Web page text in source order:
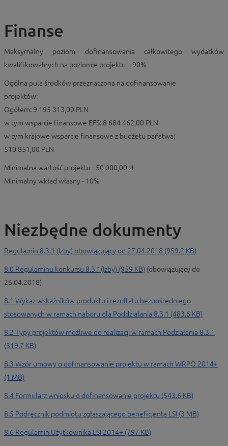
Finanse
Maksymalny poziom dofinansowania całkowitego wydatków
kwalifikowalnych na poziomie projektu – 90%
Ogólna pula środków przeznaczona na dofinansowanie
projektów:
Ogółem: 9 195 313,00 PLN
w tym wsparcie finansowe EFS: 8 684 462,00 PLN
w tym krajowe wsparcie finansowe z budżetu państwa:
510 851,00 PLN
Minimalna wartość projektu - 50 000,00 zł
Minimalny wkład własny - 10%
Niezbędne dokumenty
Regulamin 8.3.1 (Izby) obowiązujący od 27.04.2018 (959.2 KB)
8.0 Regulaminu konkursu 8.3.1(Izby) (959 KB) (obowiązujący do
26.04.2018)
8.1 Wykaz wskaźników produktu i rezultatu bezpośredniego
stosowanych w ramach naboru dla Poddziałania 8.3.1 (483.6 KB)
8.2 Typy projektów możliwe do realizacji w ramach Podziałania 8.3.1
(319.7 KB)
8.3 Wzór umowy o dofinansowanie projektu w ramach WRPO 2014+
(1 MB)
8.4 Formularz wniosku o dofinansowanie projektu (543.6 KB)
8.5 Podręcznik podmiotu zgłaszającego beneficjenta LSI (3 MB)
8.6 Regulamin Użytkownika LSI 2014+ (797 KB)